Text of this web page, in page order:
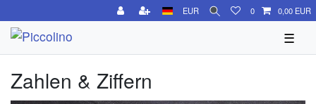
EUR 0 0,00 EUR
☰
Zahlen & Ziffern